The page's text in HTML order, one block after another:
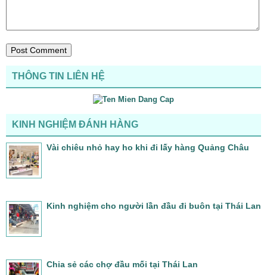
THÔNG TIN LIÊN HỆ
KINH NGHIỆM ĐÁNH HÀNG
Vài chiêu nhỏ hay ho khi đi lấy hàng Quảng Châu
Kinh nghiệm cho người lần đầu đi buôn tại Thái Lan
Chia sẻ các chợ đầu mối tại Thái Lan